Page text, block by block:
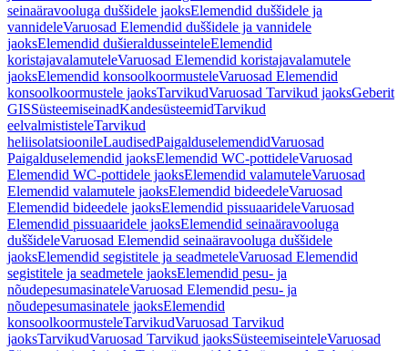
seinaäravooluga duššidele jaoksElemendid duššidele ja
vannideleVaruosad Elemendid duššidele ja vannidele
jaoksElemendid dušieraldusseinteleElemendid
koristajavalamuteleVaruosad Elemendid koristajavalamutele
jaoksElemendid konsoolkoormusteleVaruosad Elemendid
konsoolkoormustele jaoksTarvikudVaruosad Tarvikud jaoksGeberit
GISSüsteemiseinadKandesüsteemidTarvikud
eelvalmististeleTarvikud
heliisolatsioonileLaudisedPaigalduselemendidVaruosad
Paigalduselemendid jaoksElemendid WC-pottideleVaruosad
Elemendid WC-pottidele jaoksElemendid valamuteleVaruosad
Elemendid valamutele jaoksElemendid bideedeleVaruosad
Elemendid bideedele jaoksElemendid pissuaarideleVaruosad
Elemendid pissuaaridele jaoksElemendid seinaäravooluga
duššideleVaruosad Elemendid seinaäravooluga duššidele
jaoksElemendid segistitele ja seadmeteleVaruosad Elemendid
segistitele ja seadmetele jaoksElemendid pesu- ja
nõudepesumasinateleVaruosad Elemendid pesu- ja
nõudepesumasinatele jaoksElemendid
konsoolkoormusteleTarvikudVaruosad Tarvikud
jaoksTarvikudVaruosad Tarvikud jaoksSüsteemiseinteleVaruosad